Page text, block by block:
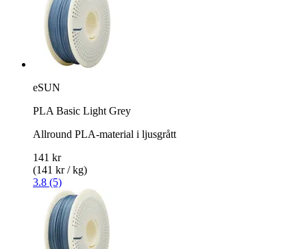
eSUN
PLA Basic Light Grey
Allround PLA-material i ljusgrått
141 kr
(141 kr / kg)
3.8 (5)